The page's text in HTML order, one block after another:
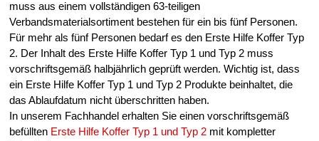
muss aus einem vollständigen 63-teiligen
Verbandsmaterialsortiment bestehen für ein bis fünf Personen.
Für mehr als fünf Personen bedarf es den Erste Hilfe Koffer Typ
2. Der Inhalt des Erste Hilfe Koffer Typ 1 und Typ 2 muss
vorschriftsgemäß halbjährlich geprüft werden. Wichtig ist, dass
ein Erste Hilfe Koffer Typ 1 und Typ 2 Produkte beinhaltet, die
das Ablaufdatum nicht überschritten haben.
In unserem Fachhandel erhalten Sie einen vorschriftsgemäß
befüllten Erste Hilfe Koffer Typ 1 und Typ 2 mit kompletter